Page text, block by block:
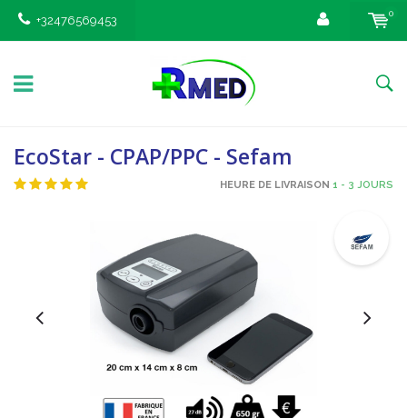
+32476569453
0
EcoStar - CPAP/PPC - Sefam
HEURE DE LIVRAISON 1 - 3 JOURS